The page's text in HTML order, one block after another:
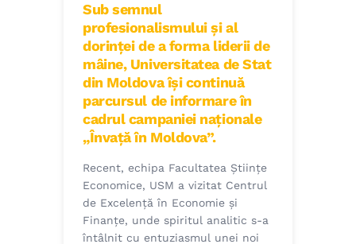
Sub semnul
profesionalismului și al
dorinței de a forma liderii de
mâine, Universitatea de Stat
din Moldova își continuă
parcursul de informare în
cadrul campaniei naționale
„Învață în Moldova”.
Recent, echipa Facultatea Științe
Economice, USM a vizitat Centrul
de Excelență în Economie și
Finanțe, unde spiritul analitic s-a
întâlnit cu entuziasmul unei noi